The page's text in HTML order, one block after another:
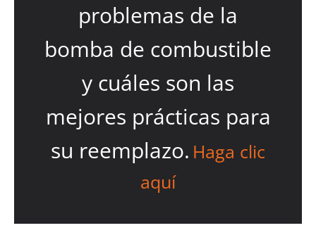
problemas de la
bomba de combustible
y cuáles son las
mejores prácticas para
su reemplazo. Haga clic
aquí